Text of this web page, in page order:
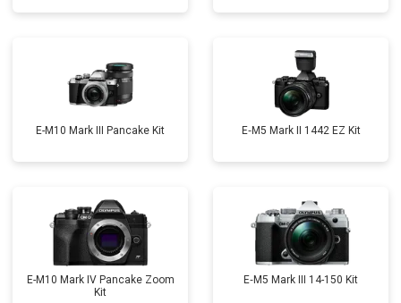
E-M10 Mark III Pancake Kit E‑M5 Mark II 1442 EZ Kit
E-M10 Mark IV Pancake Zoom
Kit
E‑M5 Mark III 14-150 Kit